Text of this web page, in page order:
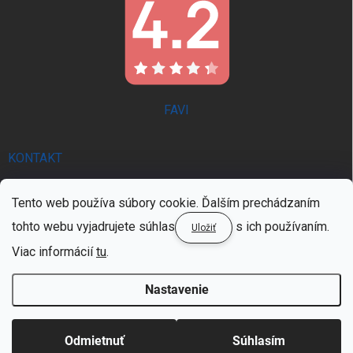
Tento web používa súbory cookie. Ďalším prechádzaním
tohto webu vyjadrujete súhlas
Uložiť
s ich používaním.
Viac informáciítu.
Nastavenie
Odmietnuť Súhlasím
FAVI
KONTAKT
trendie.sk
0902 521 357 | PON - PIA 8:00 - 16:00
0902 521 357 | PON - PIA 8:00 - 16:00
Copyright 2026TRENDIE.SK. Všetky práva vyhradené.Upraviť nastavenie